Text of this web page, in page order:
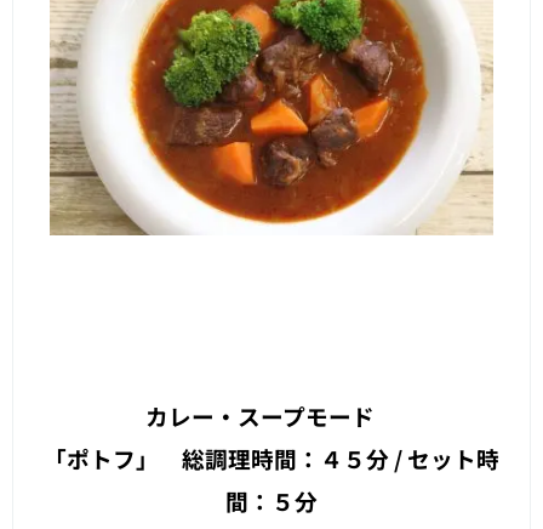
カレー・スープモード
「ポトフ」 総調理時間：４５分 / セット時
間：５分